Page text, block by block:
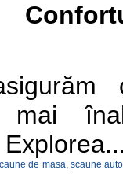
mai
de masa, scaune auto